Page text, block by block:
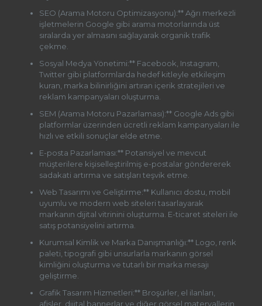
SEO (Arama Motoru Optimizasyonu):** Ağrı merkezli
işletmelerin Google gibi arama motorlarında üst
sıralarda yer almasını sağlayarak organik trafik
çekme.
Sosyal Medya Yönetimi:** Facebook, Instagram,
Twitter gibi platformlarda hedef kitleyle etkileşim
kuran, marka bilinirliğini artıran içerik stratejileri ve
reklam kampanyaları oluşturma.
SEM (Arama Motoru Pazarlaması):** Google Ads gibi
platformlar üzerinden ücretli reklam kampanyaları ile
hızlı ve etkili sonuçlar elde etme.
E-posta Pazarlaması:** Potansiyel ve mevcut
müşterilere kişiselleştirilmiş e-postalar göndererek
sadakati artırma ve satışları teşvik etme.
Web Tasarımı ve Geliştirme:** Kullanıcı dostu, mobil
uyumlu ve modern web siteleri tasarlayarak
markanın dijital vitrinini oluşturma. E-ticaret siteleri ile
satış potansiyelini artırma.
Kurumsal Kimlik ve Marka Danışmanlığı:** Logo, renk
paleti, tipografi gibi unsurlarla markanın görsel
kimliğini oluşturma ve tutarlı bir marka mesajı
geliştirme.
Grafik Tasarım Hizmetleri:** Broşürler, el ilanları,
afişler, dijital bannerlar ve diğer görsel materyallerin